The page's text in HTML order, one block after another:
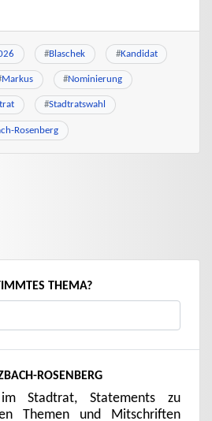
#Blaschek #Kandidat
Markus #Nominierung
#Stadtratswahl
Rosenberg
THEMA?
ROSENBERG
Stadtrat, Statements zu
Themen und Mitschriften